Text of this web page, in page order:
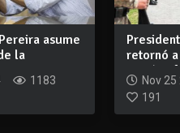
asume
la
1183
retornó
misión
Nov 25
191